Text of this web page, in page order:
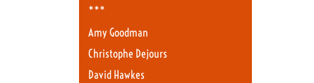
***
Amy Goodman
Christophe Dejours
David Hawkes